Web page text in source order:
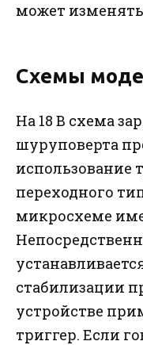
может
Схемы
На 18 В схема
шуруповерта
использование
переходного
микросхеме
стабилизации
устройстве
триггер. Если